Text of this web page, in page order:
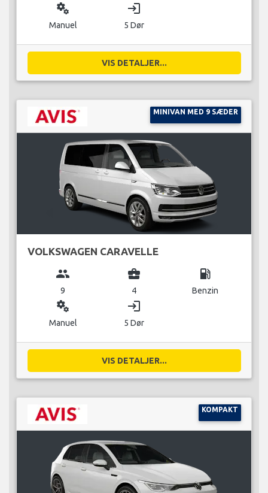
miscellaneous_services
Manuel
login
5 Dør
VIS DETALJER...
MINIVAN MED 9 SÆDER
VOLKSWAGEN CARAVELLE
group
9
business_center
4
local_gas_station
Benzin
miscellaneous_services
Manuel
login
5 Dør
VIS DETALJER...
KOMPAKT